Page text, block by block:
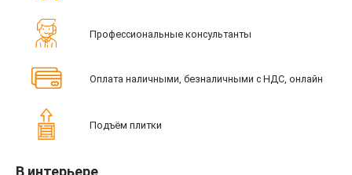
Профессиональные консультанты
Оплата наличными, безналичными с НДС, онлайн
Подъём плитки
В интерьере